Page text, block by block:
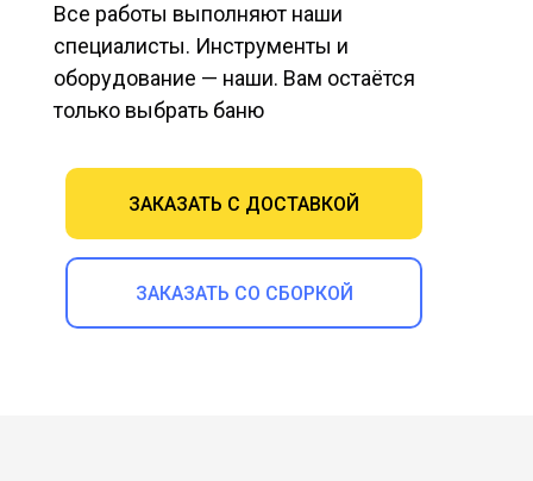
ЗАКАЗАТЬ СО СБОРКОЙ
ЗАКАЗАТЬ С ДОСТАВКОЙ
Все работы выполняют наши
специалисты. Инструменты и
оборудование — наши. Вам остаётся
только выбрать баню